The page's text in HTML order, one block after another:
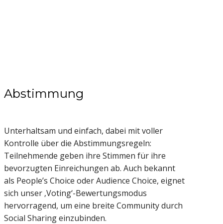
Abstimmung
Unterhaltsam und einfach, dabei mit voller
Kontrolle über die Abstimmungsregeln:
Teilnehmende geben ihre Stimmen für ihre
bevorzugten Einreichungen ab. Auch bekannt
als People’s Choice oder Audience Choice, eignet
sich unser ‚Voting‘-Bewertungsmodus
hervorragend, um eine breite Community durch
Social Sharing einzubinden.